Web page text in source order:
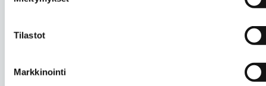
Tilastot
Markkinointi
työn laajuudesta ja asennettavasta laitteistosta.
automaatiojärjestelmä saavuttaa säästöä 15-20